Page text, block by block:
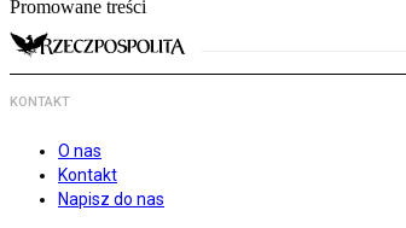
Promowane treści
KONTAKT
O nas
Kontakt
Napisz do nas